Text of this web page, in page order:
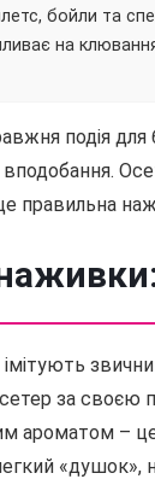
бойли та
на
подія
вподобання.
правильна
за своєю
ароматом –